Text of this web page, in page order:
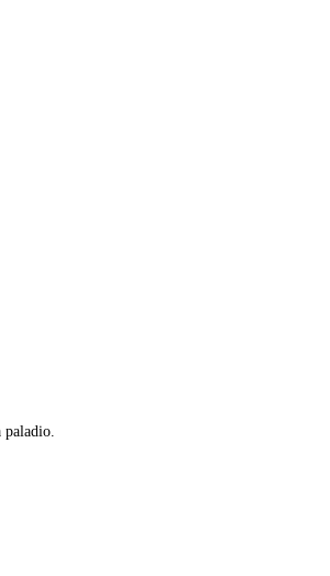
paladio.